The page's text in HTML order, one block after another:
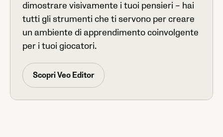
dimostrare visivamente i tuoi pensieri – hai
tutti gli strumenti che ti servono per creare
un ambiente di apprendimento coinvolgente
per i tuoi giocatori.
Scopri Veo Editor